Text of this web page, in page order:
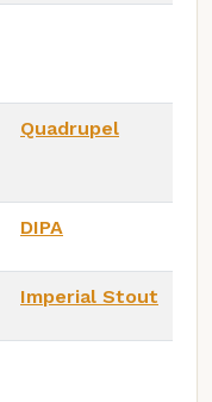
Quadrupel
DIPA
Imperial Stout